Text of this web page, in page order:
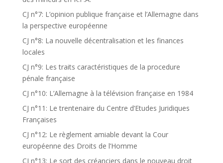
CJ n°7: L’opinion publique française et l’Allemagne dans
la perspective européenne
CJ n°8: La nouvelle décentralisation et les finances
locales
CJ n°9: Les traits caractéristiques de la procedure
pénale française
CJ n°10: L’Allemagne à la télévision française en 1984
CJ n°11: Le trentenaire du Centre d’Etudes Juridiques
Françaises
CJ n°12: Le règlement amiable devant la Cour
européenne des Droits de l’Homme
CJ n°13: Le sort des créanciers dans le nouveau droit